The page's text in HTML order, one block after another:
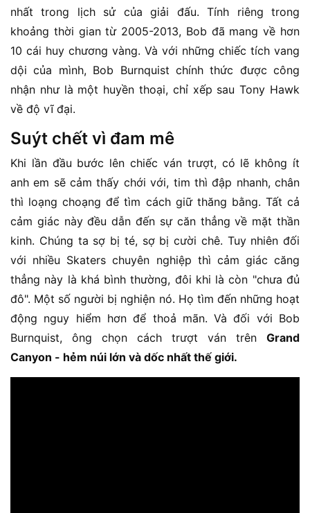
nhất trong lịch sử của giải đấu. Tính riêng trong
khoảng thời gian từ 2005-2013, Bob đã mang về hơn
10 cái huy chương vàng. Và với những chiếc tích vang
dội của mình, Bob Burnquist chính thức được công
nhận như là một huyền thoại, chỉ xếp sau Tony Hawk
về độ vĩ đại.
Suýt chết vì đam mê
Khi lần đầu bước lên chiếc ván trượt, có lẽ không ít
anh em sẽ cảm thấy chới với, tim thì đập nhanh, chân
thì loạng choạng để tìm cách giữ thăng bằng. Tất cả
cảm giác này đều dẫn đến sự căn thẳng về mặt thần
kinh. Chúng ta sợ bị té, sợ bị cười chê. Tuy nhiên đối
với nhiều Skaters chuyên nghiệp thì cảm giác căng
thẳng này là khá bình thường, đôi khi là còn "chưa đủ
đô". Một số người bị nghiện nó. Họ tìm đến những hoạt
động nguy hiểm hơn để thoả mãn. Và đối với Bob
Burnquist, ông chọn cách trượt ván trên Grand
Canyon - hẻm núi lớn và dốc nhất thế giới.